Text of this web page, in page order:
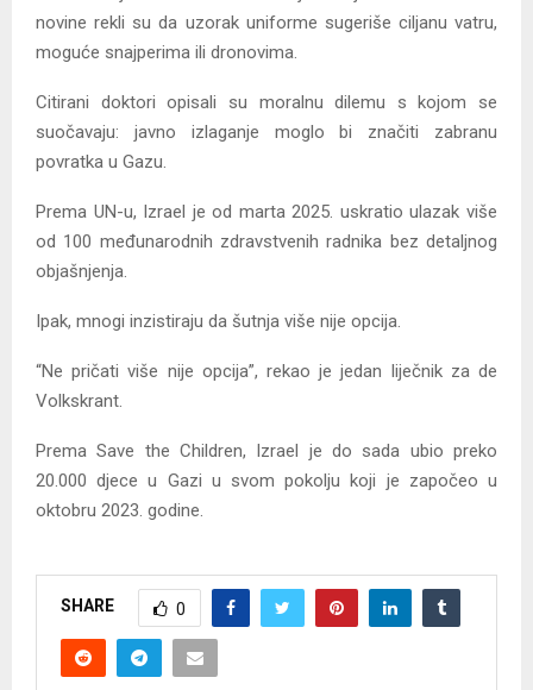
novine rekli su da uzorak uniforme sugeriše ciljanu vatru,
moguće snajperima ili dronovima.
Citirani doktori opisali su moralnu dilemu s kojom se
suočavaju: javno izlaganje moglo bi značiti zabranu
povratka u Gazu.
Prema UN-u, Izrael je od marta 2025. uskratio ulazak više
od 100 međunarodnih zdravstvenih radnika bez detaljnog
objašnjenja.
Ipak, mnogi inzistiraju da šutnja više nije opcija.
“Ne pričati više nije opcija”, rekao je jedan liječnik za de
Volkskrant.
Prema Save the Children, Izrael je do sada ubio preko
20.000 djece u Gazi u svom pokolju koji je započeo u
oktobru 2023. godine.
SHARE 0